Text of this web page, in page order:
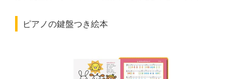
ピアノの鍵盤つき絵本